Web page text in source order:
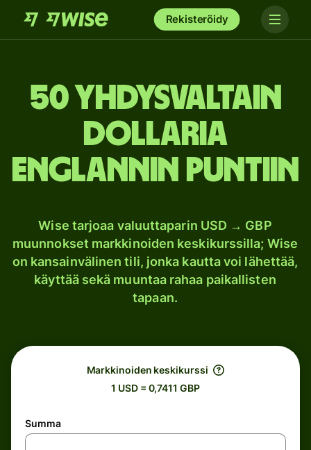
Rekisteröidy
50 Yhdysvaltain
dollaria
Englannin puntiin
Wise tarjoaa valuuttaparin USD → GBP
muunnokset markkinoiden keskikurssilla; Wise
on kansainvälinen tili, jonka kautta voi lähettää,
käyttää sekä muuntaa rahaa paikallisten
tapaan.
Markkinoiden keskikurssi
1 USD = 0,7411 GBP
Summa